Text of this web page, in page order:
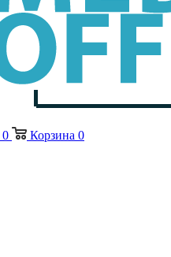
0 Корзина 0